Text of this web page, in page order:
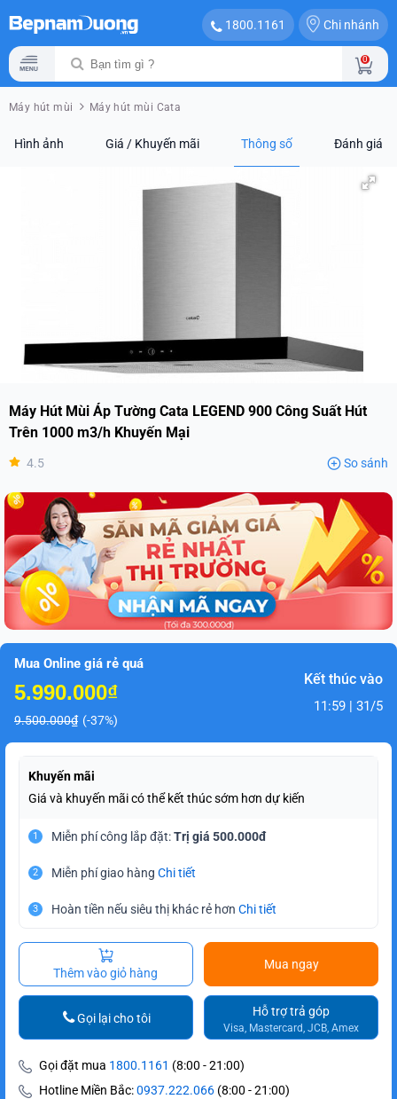
1800.1161 Chi nhánh
0
Máy hút mùi Máy hút mùi Cata
Hình ảnh Giá / Khuyến mãi Thông số Đánh giá
Máy Hút Mùi Áp Tường Cata LEGEND 900 Công Suất Hút
Trên 1000 m3/h Khuyến Mại
4.5 So sánh
Mua Online giá rẻ quá
5.990.000₫
9.500.000₫ (-37%)
Kết thúc vào
11:59 | 31/5
Khuyến mãi
Giá và khuyến mãi có thể kết thúc sớm hơn dự kiến
1 Miễn phí công lắp đặt:Trị giá 500.000đ
2 Miễn phí giao hàng Chi tiết
3 Hoàn tiền nếu siêu thị khác rẻ hơn Chi tiết
Thêm vào giỏ hàng
Mua ngay
Hỗ trợ trả góp
Visa, Mastercard, JCB, Amex
Gọi lại cho tôi
Gọi đặt mua 1800.1161 (8:00 - 21:00)
Hotline Miền Bắc:0937.222.066 (8:00 - 21:00)